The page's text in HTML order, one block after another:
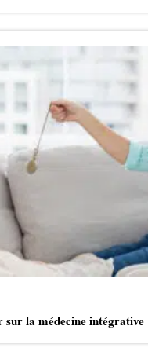
sur la médecine intégrative